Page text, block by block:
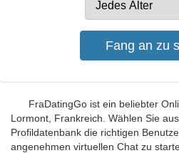
FraDatingGo ist ein beliebter
Lormont, Frankreich. Wählen Sie
Profildatenbank die richtigen
angenehmen virtuellen Chat zu